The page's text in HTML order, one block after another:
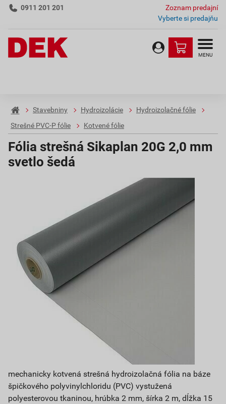
0911 201 201
Zoznam predajní
Vyberte si predajňu
MENU
Stavebniny Hydroizolácie
Hydroizolačné fólie
Strešné PVC-P fólie
Kotvené fólie
Fólia strešná Sikaplan 20G 2,0 mm
svetlo šedá
mechanicky kotvená strešná hydroizolačná fólia na báze
špičkového polyvinylchloridu (PVC) vystužená
polyesterovou tkaninou, hrúbka 2 mm, šírka 2 m, dĺžka 15